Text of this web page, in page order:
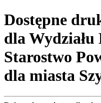
Dostępne
dla
Starostwo
dla miasta